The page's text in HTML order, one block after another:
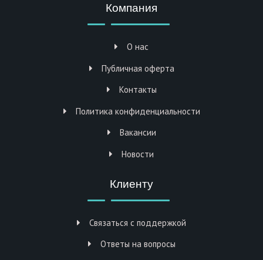
Компания
О нас
Публичная оферта
Контакты
Политика конфиденциальности
Вакансии
Новости
Клиенту
Связаться с поддержкой
Ответы на вопросы